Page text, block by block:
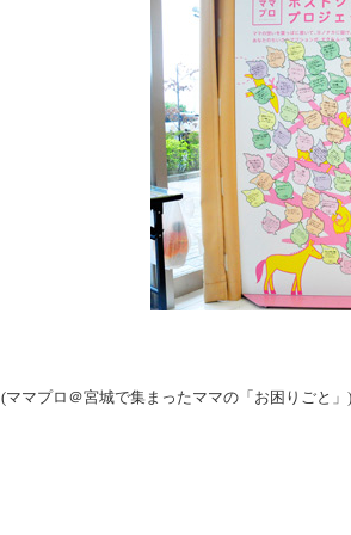
(ママプロ＠宮城で集まったママの「お困りごと」)